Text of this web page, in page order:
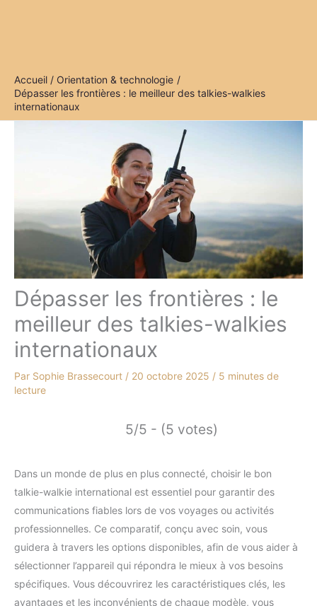
Accueil
Orientation & technologie
Dépasser les frontières : le meilleur des talkies-walkies
internationaux
Dépasser les frontières : le
meilleur des talkies-walkies
internationaux
Par Sophie Brassecourt / 20 octobre 2025 / 5 minutes de
lecture
5/5 - (5 votes)
Dans un monde de plus en plus connecté, choisir le bon
talkie-walkie international est essentiel pour garantir des
communications fiables lors de vos voyages ou activités
professionnelles. Ce comparatif, conçu avec soin, vous
guidera à travers les options disponibles, afin de vous aider à
sélectionner l’appareil qui répondra le mieux à vos besoins
spécifiques. Vous découvrirez les caractéristiques clés, les
avantages et les inconvénients de chaque modèle, vous